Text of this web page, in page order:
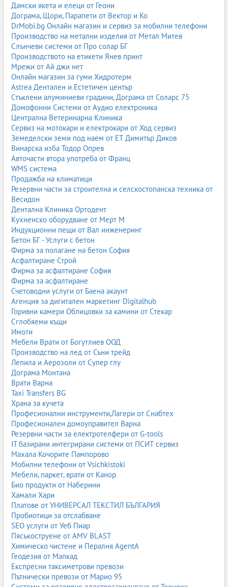
Дамски якета и елеци от Геони
Дограма, Щори, Парапети от Вектор и Ко
DrMobi.bg Онлайн магазин и сервиз за мобилни телефони
Производство на метални изделия от Метал Митев
Слънчеви системи от Про солар БГ
Производството на етикети Янев принт
Мрежи от Ай джи нет
Онлайн магазин за гуми Хидротерм
Astrea Дентален и Естетичен център
Стъклени алуминиеви градини, Дограма от Соларс 75
Домофонни Системи от Аудио електроника
Централна Ветеринарна Клиника
Сервиз на мотокари и електрокари от Ход сервиз
Земеделски земи под наем от ЕТ Димитър Диков
Винарска изба Тодор Опрев
Авточасти втора употреба от Франц
WMS система
Продажба на климатици
Резервни части за строителна и селскостопанска техника от
Весидон
Дентална Клиника Ортодент
Кухненско оборудване от Мерт М
Индукционни пещи от Вал инженеринг
Бетон БГ - Услуги с бетон
Фирма за полагане на бетон София
Асфалтиране Строй
Фирма за асфалтиране София
Фирма за асфалтиране
Счетоводни услуги от Баена акаунт
Агенция за дигитален маркетинг Digitalhub
Горивни камери Облицовки за камини от Стекар
Сглобяеми къщи
Имоти
Мебели Врати от Богутлиев ООД
Производство на лед от Съни трейд
Лепила и Аерозоли от Супер глу
Дограма Монтана
Врати Варна
Taxi Transfers BG
Храна за кучета
Професионални инструменти,Лагери от Снабтех
Професионален домоуправител Варна
Резервни части за електротелфери от G-tools
IT базирани интегрирани системи от ПСИТ сервиз
Махала Кочорите Пампорово
Мобилни телефони от Vsichkistoki
Мебели, паркет, врати от Канор
Био продукти от Наберини
Хамали Хари
Платове от УНИВЕРСАЛ ТЕКСТИЛ БЪЛГАРИЯ
Пробиотици за отслабване
SEO услуги от Уеб Пиар
Пясъкоструене от AMV BLAST
Химическо чистене и Пералня AgentA
Геодезия от Мапкад
Експресни таксиметрови превози
Пътнически превози от Марио 95